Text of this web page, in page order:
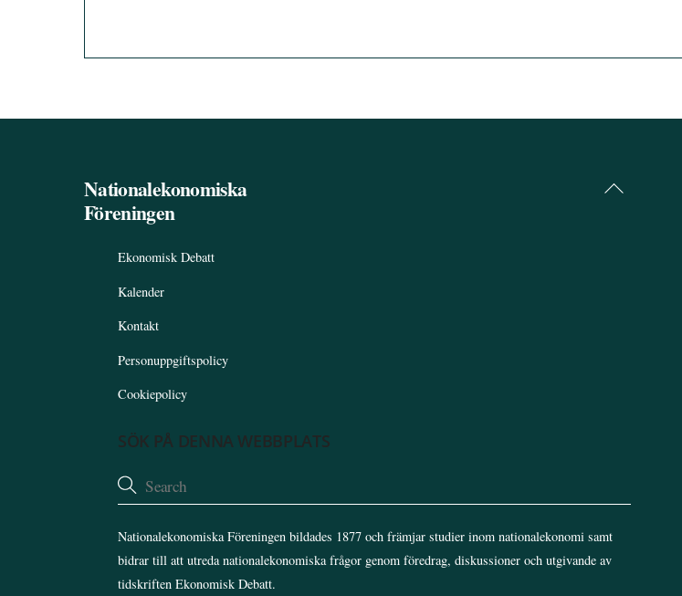
Back
Nationalekonomiska
Föreningen
Ekonomisk Debatt
Kalender
Kontakt
Personuppgiftspolicy
Cookiepolicy
SÖK PÅ DENNA WEBBPLATS
Nationalekonomiska Föreningen bildades 1877 och främjar studier inom nationalekonomi samt
bidrar till att utreda nationalekonomiska frågor genom föredrag, diskussioner och utgivande av
tidskriften Ekonomisk Debatt.